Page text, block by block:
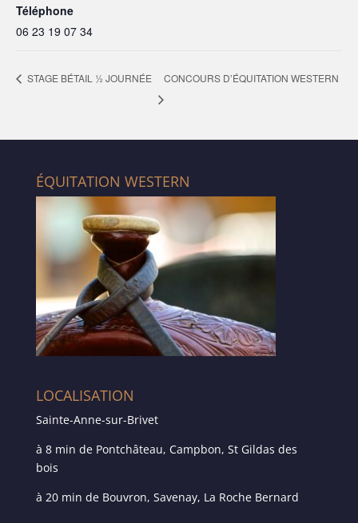
Téléphone
06 23 19 07 34
STAGE BÉTAIL ½ JOURNÉE CONCOURS D’ÉQUITATION WESTERN
ÉQUITATION WESTERN
LOCALISATION
Sainte-Anne-sur-Brivet
à 8 min de Pontchâteau, Campbon, St Gildas des
bois
à 20 min de Bouvron, Savenay, La Roche Bernard